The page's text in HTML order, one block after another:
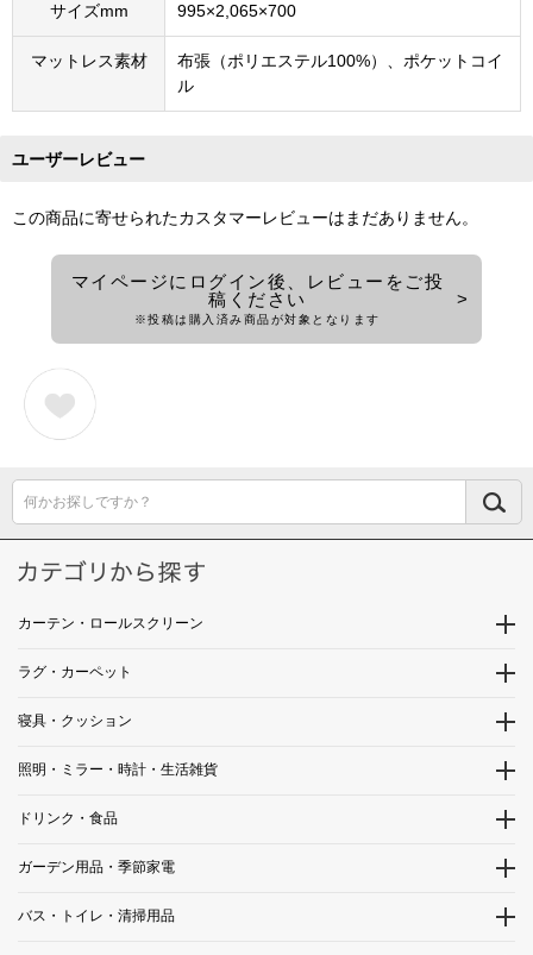
サイズmm 995×2,065×700
マットレス素材
布張（ポリエステル100%）、ポケットコイ
ル
ユーザーレビュー
この商品に寄せられたカスタマーレビューはまだありません。
マイページにログイン後、レビューをご投
稿ください
※投稿は購入済み商品が対象となります
何かお探しですか？
カーテン・ロールスクリーン
ラグ・カーペット
寝具・クッション
照明・ミラー・時計・生活雑貨
ドリンク・食品
ガーデン用品・季節家電
バス・トイレ・清掃用品